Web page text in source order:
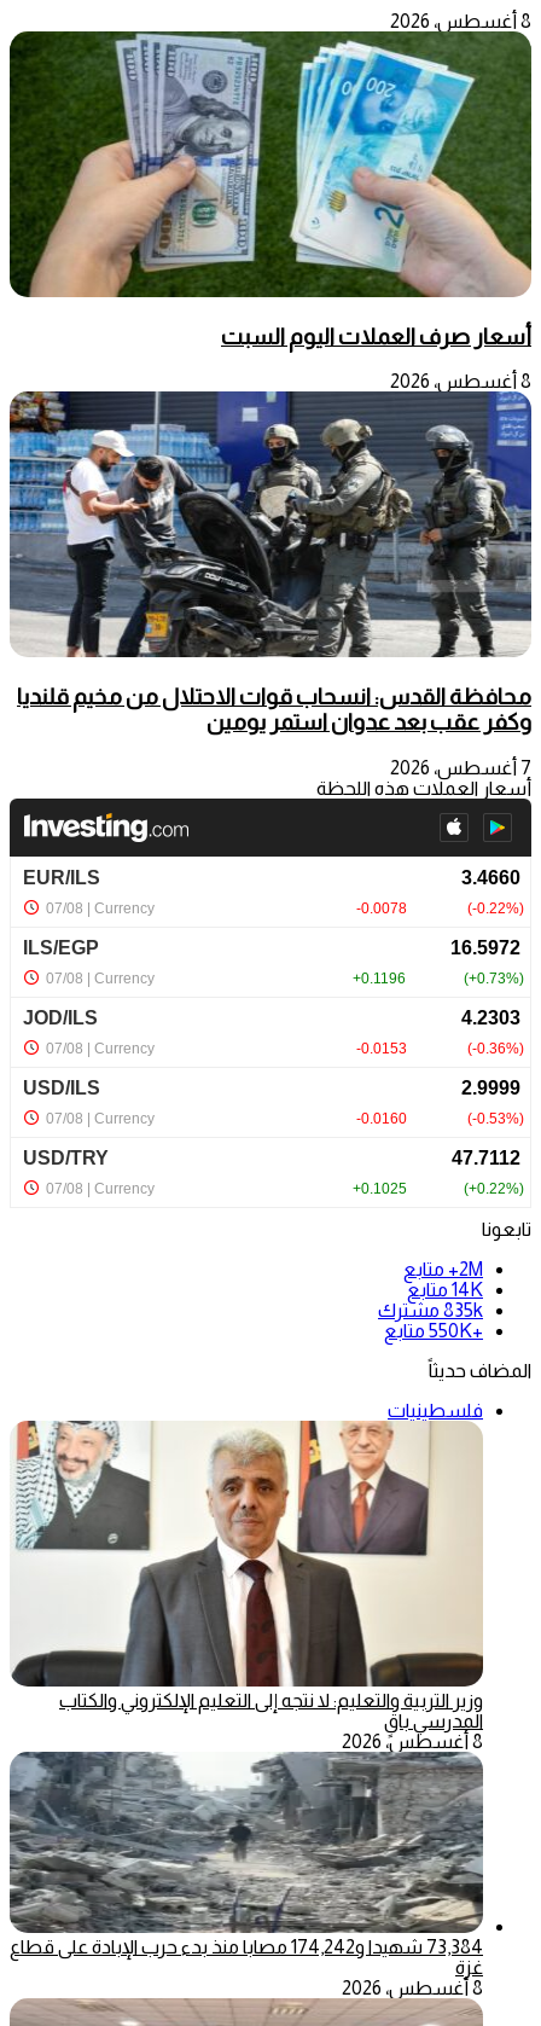
8 أغسطس، 2026
أسعار صرف العملات اليوم السبت
8 أغسطس، 2026
محافظة القدس: انسحاب قوات الاحتلال من مخيم قلنديا
وكفر عقب بعد عدوان استمر يومين
7 أغسطس، 2026
أسعار العملات هذه اللحظة
تابعونا
2M+
متابع
14K متابع
835k مشترك
+550K
متابع
المضاف حديثاً
فلسطينيات
وزير التربية والتعليم: لا نتجه إلى التعليم الإلكتروني والكتاب
المدرسي باقٍ
8 أغسطس، 2026
73,384 شهيدا و174,242 مصابا منذ بدء حرب الإبادة على قطاع
غزة
8 أغسطس، 2026